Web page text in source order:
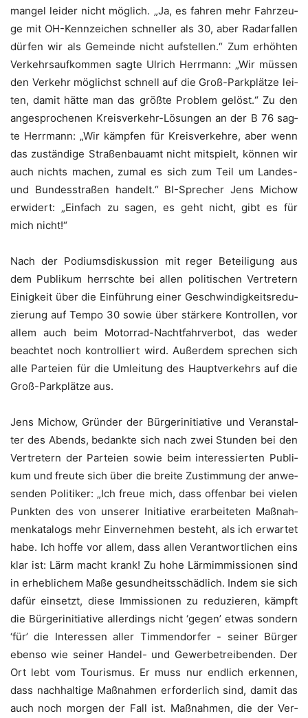
man­gel lei­der nicht mög­lich. „Ja, es fah­ren mehr Fahr­zeu­
ge mit OH-Kenn­zei­chen schnel­ler als 30, aber Radar­fal­len
dür­fen wir als Gemein­de nicht auf­stel­len.“ Zum erhöh­ten
Ver­kehrs­auf­kom­men sag­te Ulrich Herr­mann: „Wir müs­sen
den Ver­kehr mög­lichst schnell auf die Groß-Park­plät­ze lei­
ten, damit hät­te man das größ­te Pro­blem gelöst.“ Zu den
ange­spro­che­nen Kreis­ver­kehr-Lösun­gen an der B 76 sag­
te Herr­mann: „Wir kämp­fen für Kreis­ver­keh­re, aber wenn
das zustän­di­ge Stra­ßen­bau­amt nicht mit­spielt, kön­nen wir
auch nichts machen, zumal es sich zum Teil um Lan­des-
und Bun­des­stra­ßen han­delt.“ BI-Spre­cher Jens Michow
erwi­dert: „Ein­fach zu sagen, es geht nicht, gibt es für
mich nicht!“
Nach der Podi­ums­dis­kus­si­on mit reger Betei­li­gung aus
dem Publi­kum herrsch­te bei allen poli­ti­schen Ver­tre­tern
Einig­keit über die Ein­füh­rung einer Geschwin­dig­keits­re­du­
zie­rung auf Tem­po 30 sowie über stär­ke­re Kon­trol­len, vor
allem auch beim Motor­rad-Nacht­fahr­ver­bot, das weder
beach­tet noch kon­trol­liert wird. Außer­dem spre­chen sich
alle Par­tei­en für die Umlei­tung des Haupt­ver­kehrs auf die
Groß-Park­plät­ze aus.
Jens Michow, Grün­der der Bür­ger­initia­ti­ve und Ver­an­stal­
ter des Abends, bedank­te sich nach zwei Stun­den bei den
Ver­tre­tern der Par­tei­en sowie beim inter­es­sier­ten Publi­
kum und freu­te sich über die brei­te Zustim­mung der anwe­
sen­den Poli­ti­ker: „Ich freue mich, dass offen­bar bei vie­len
Punk­ten des von unse­rer Initia­ti­ve erar­bei­te­ten Maß­nah­
men­ka­ta­logs mehr Ein­ver­neh­men besteht, als ich erwar­tet
habe. Ich hof­fe vor allem, dass allen Ver­ant­wort­li­chen eins
klar ist: Lärm macht krank! Zu hohe Lärm­im­mis­sio­nen sind
in erheb­li­chem Maße gesund­heits­schäd­lich. Indem sie sich
dafür ein­setzt, die­se Immis­sio­nen zu redu­zie­ren, kämpft
die Bür­ger­initia­ti­ve aller­dings nicht ‘gegen’ etwas son­dern
‘für’ die Inter­es­sen aller Tim­men­dor­fer - sei­ner Bür­ger
eben­so wie sei­ner Han­del- und Gewer­be­trei­ben­den. Der
Ort lebt vom Tou­ris­mus. Er muss nur end­lich erken­nen,
dass nach­hal­ti­ge Maß­nah­men erfor­der­lich sind, damit das
auch noch mor­gen der Fall ist. Maß­nah­men, die der Ver­